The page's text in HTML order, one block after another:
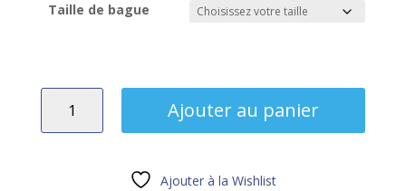
Taille de bague
Ajouter au panier
Ajouter à la Wishlist